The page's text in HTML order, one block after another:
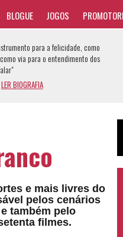
BLOGUE JOGOS
para a felicidade, como
via para o entendimento dos
LER BIOGRAFIA
e mais livres do
pelos cenários
também pelo
filmes.